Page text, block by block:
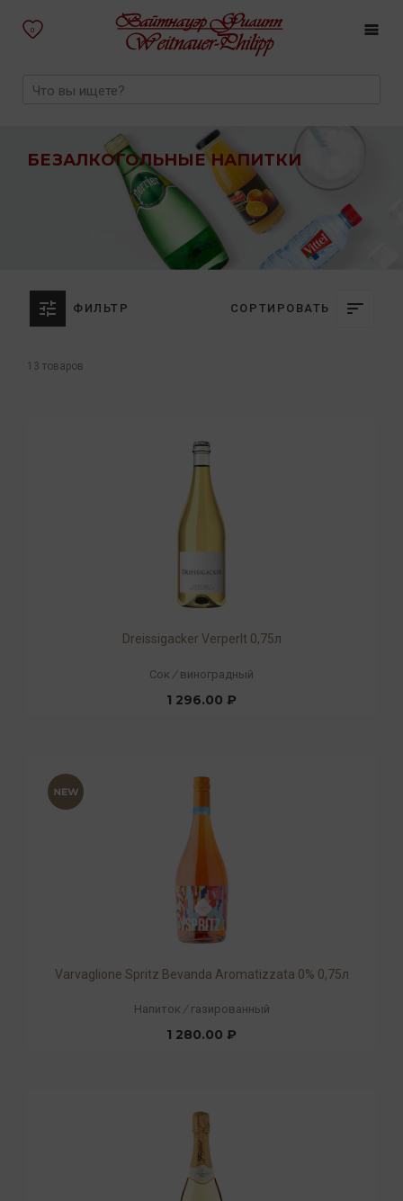
0
БЕЗАЛКОГОЛЬНЫЕ НАПИТКИ
ФИЛЬТР СОРТИРОВАТЬ
13 товаров
Dreissigacker Verperlt 0,75л
Сок / виноградный
1 296.00 ₽
Varvaglione Spritz Bevanda Aromatizzata 0% 0,75л
Напиток / газированный
1 280.00 ₽